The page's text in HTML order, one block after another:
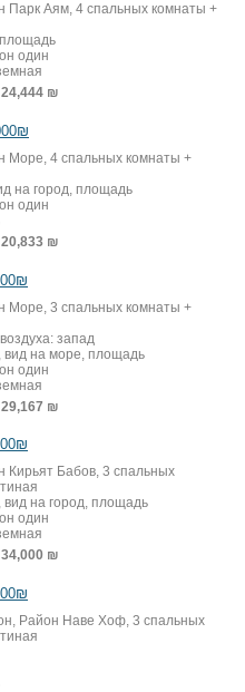
Парк Аям, 4 спальных комнаты +
один
24,444 ₪
Море, 4 спальных комнаты +
на город, площадь
один
20,833 ₪
Море, 3 спальных комнаты +
запад
вид на море, площадь
один
29,167 ₪
Кирьят Бабов, 3 спальных
вид на город, площадь
один
34,000 ₪
Район Наве Хоф, 3 спальных